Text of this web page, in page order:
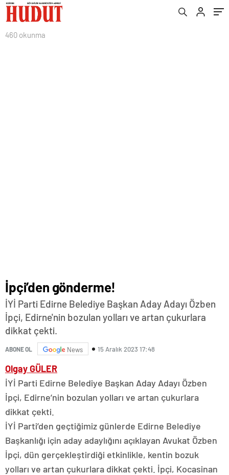
460 okunma
İpçi’den gönderme!
İYİ Parti Edirne Belediye Başkan Aday Adayı Özben
İpçi, Edirne'nin bozulan yolları ve artan çukurlara
dikkat çekti.
ABONE OL News 15 Aralık 2023 17:48
Olgay GÜLER
İYİ Parti Edirne Belediye Başkan Aday Adayı Özben
İpçi, Edirne’nin bozulan yolları ve artan çukurlara
dikkat çekti.
İYİ Parti’den geçtiğimiz günlerde Edirne Belediye
Başkanlığı için aday adaylığını açıklayan Avukat Özben
İpçi, dün gerçekleştirdiği etkinlikle, kentin bozuk
yolları ve artan çukurlara dikkat çekti. İpçi, Kocasinan